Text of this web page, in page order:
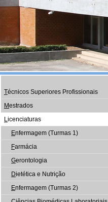
Técnicos Superiores Profissionais
Mestrados
Licenciaturas
Enfermagem (Turmas 1)
Farmácia
Gerontologia
Dietética e Nutrição
Enfermagem (Turmas 2)